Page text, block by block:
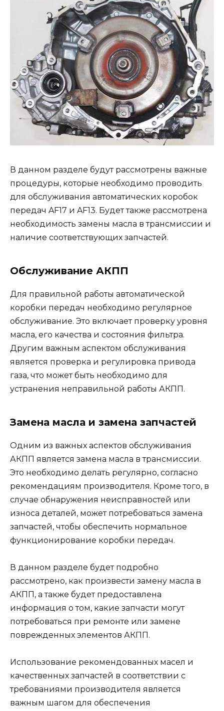
В данном разделе будут рассмотрены важные
процедуры, которые необходимо проводить
для обслуживания автоматических коробок
передач AF17 и AF13. Будет также рассмотрена
необходимость замены масла в трансмиссии и
наличие соответствующих запчастей.
Обслуживание АКПП
Для правильной работы автоматической
коробки передач необходимо регулярное
обслуживание. Это включает проверку уровня
масла, его качества и состояния фильтра.
Другим важным аспектом обслуживания
является проверка и регулировка привода
газа, что может быть необходимо для
устранения неправильной работы АКПП.
Замена масла и замена запчастей
Одним из важных аспектов обслуживания
АКПП является замена масла в трансмиссии.
Это необходимо делать регулярно, согласно
рекомендациям производителя. Кроме того, в
случае обнаружения неисправностей или
износа деталей, может потребоваться замена
запчастей, чтобы обеспечить нормальное
функционирование коробки передач.
В данном разделе будет подробно
рассмотрено, как произвести замену масла в
АКПП, а также будет предоставлена
информация о том, какие запчасти могут
потребоваться при ремонте или замене
поврежденных элементов АКПП.
Использование рекомендованных масел и
качественных запчастей в соответствии с
требованиями производителя является
важным шагом для обеспечения